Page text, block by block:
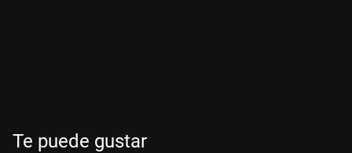
Te puede gustar